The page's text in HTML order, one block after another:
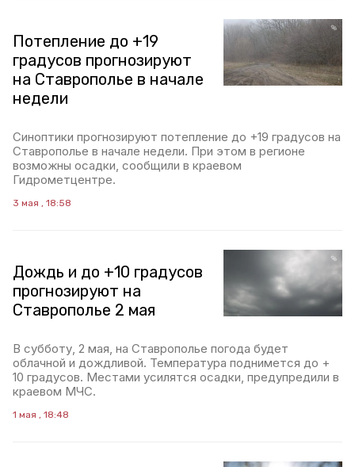
Потепление до +19
градусов прогнозируют
на Ставрополье в начале
недели
Синоптики прогнозируют потепление до +19 градусов на
Ставрополье в начале недели. При этом в регионе
возможны осадки, сообщили в краевом
Гидрометцентре.
3 мая , 18:58
Дождь и до +10 градусов
прогнозируют на
Ставрополье 2 мая
В субботу, 2 мая, на Ставрополье погода будет
облачной и дождливой. Температура поднимется до +
10 градусов. Местами усилятся осадки, предупредили в
краевом МЧС.
1 мая , 18:48